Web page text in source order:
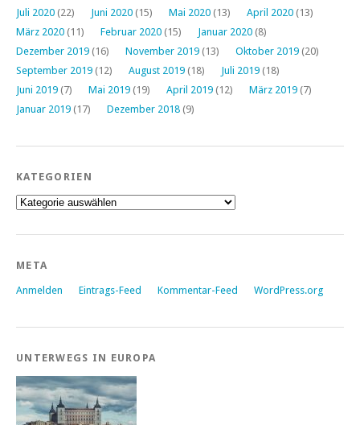
Juli 2020 (22) Juni 2020 (15) Mai 2020 (13) April 2020 (13)
März 2020 (11) Februar 2020 (15) Januar 2020 (8)
Dezember 2019 (16) November 2019 (13) Oktober 2019 (20)
September 2019 (12) August 2019 (18) Juli 2019 (18)
Juni 2019 (7) Mai 2019 (19) April 2019 (12) März 2019 (7)
Januar 2019 (17) Dezember 2018 (9)
KATEGORIEN
Kategorien
META
Anmelden Eintrags-Feed Kommentar-Feed WordPress.org
UNTERWEGS IN EUROPA